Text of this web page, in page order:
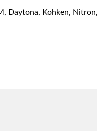
Daytona, Kohken,